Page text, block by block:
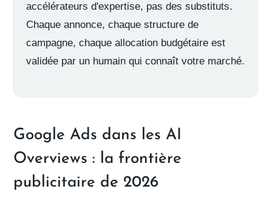
accélérateurs d'expertise, pas des substituts.
Chaque annonce, chaque structure de
campagne, chaque allocation budgétaire est
validée par un humain qui connaît votre marché.
Google Ads dans les AI
Overviews : la frontière
publicitaire de 2026